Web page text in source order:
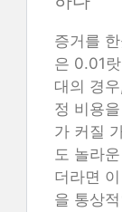
증거를
은 0.01
대의 경
정 비용
가 커질
도 놀라
더라면
을 통상